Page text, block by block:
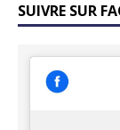
SUIVRE SUR